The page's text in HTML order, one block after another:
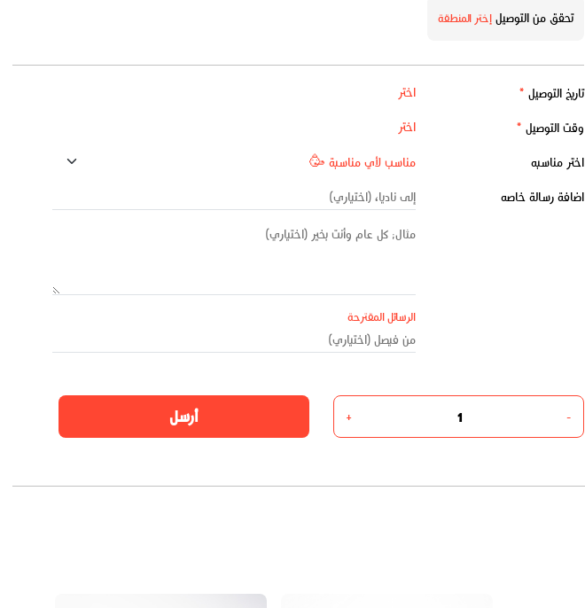
تحقق من التوصيلإختر المنطقة
تاريخ التوصيل *
وقت التوصيل *
اختر مناسبه
اضافة رسالة خاصه
الرسائل المقترحة
-
+ أرسل